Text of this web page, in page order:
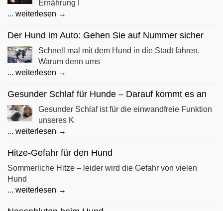
Ernährung I
... weiterlesen →
Der Hund im Auto: Gehen Sie auf Nummer sicher
Schnell mal mit dem Hund in die Stadt fahren.
Warum denn ums
... weiterlesen →
Gesunder Schlaf für Hunde – Darauf kommt es an
Gesunder Schlaf ist für die einwandfreie Funktion
unseres K
... weiterlesen →
Hitze-Gefahr für den Hund
Sommerliche Hitze – leider wird die Gefahr von vielen
Hund
... weiterlesen →